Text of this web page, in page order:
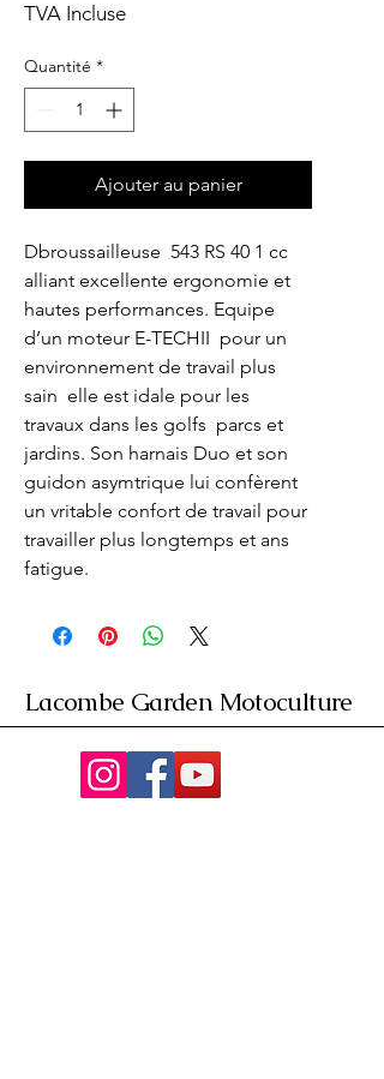
TVA Incluse
Quantité *
Ajouter au panier
Dbroussailleuse  543 RS 40 1 cc
alliant excellente ergonomie et
hautes performances. Equipe
d’un moteur E-TECHII  pour un
environnement de travail plus
sain  elle est idale pour les
travaux dans les golfs  parcs et
jardins. Son harnais Duo et son
guidon asymtrique lui confèrent
un vritable confort de travail pour
travailler plus longtemps et ans
fatigue.
Lacombe Garden Motoculture